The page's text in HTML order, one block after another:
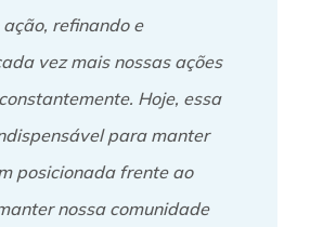
refinando e
vez mais nossas ações
Hoje, essa
para manter
posicionada frente ao
nossa comunidade